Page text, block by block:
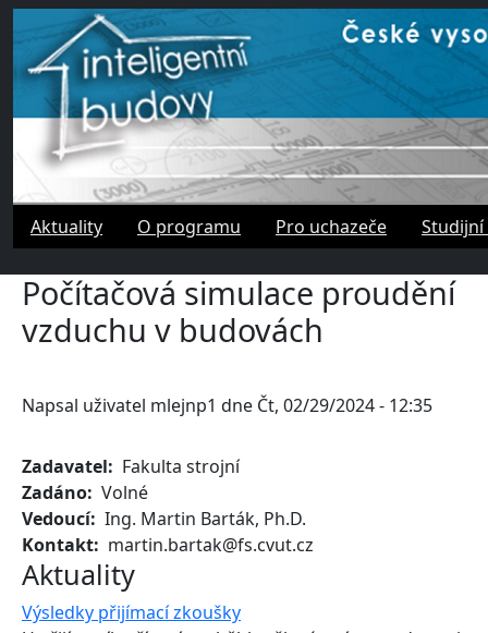
Přejít k hlavnímu obsahu
Aktuality O programu Pro uchazeče Studijní
Počítačová simulace proudění
vzduchu v budovách
Napsal uživatel mlejnp1 dne Čt, 02/29/2024 - 12:35
Zadavatel
Fakulta strojní
Zadáno Volné
Vedoucí Ing. Martin Barták, Ph.D.
Kontakt
martin.bartak@fs.cvut.cz
Aktuality
Výsledky přijímací zkoušky